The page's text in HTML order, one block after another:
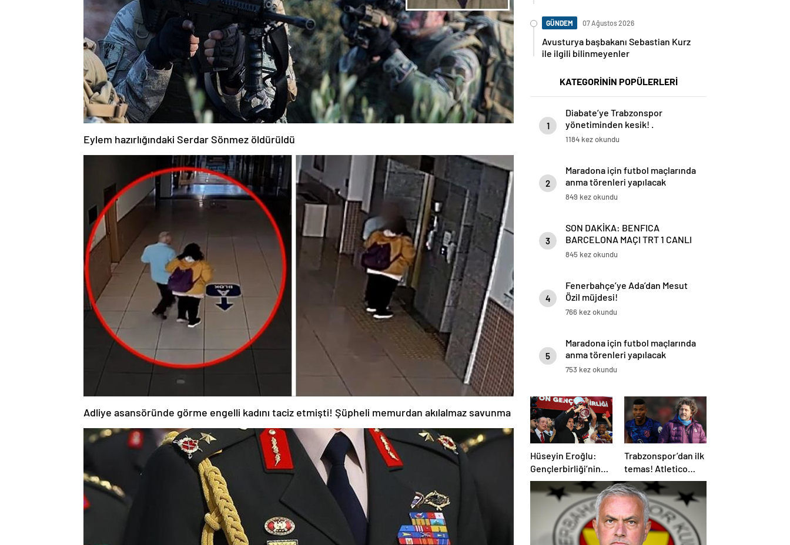
Eylem hazırlığındaki Serdar Sönmez öldürüldü
Adliye asansöründe görme engelli kadını taciz etmişti! Şüpheli memurdan akılalmaz savunma
GÜNDEM 07 Ağustos 2026
Avusturya başbakanı Sebastian Kurz
ile ilgili bilinmeyenler
KATEGORİNİN POPÜLERLERİ
1
Diabate’ye Trabzonspor
yönetiminden kesik! .
1184 kez okundu
2
Maradona için futbol maçlarında
anma törenleri yapılacak
849 kez okundu
3
SON DAKİKA: BENFICA
BARCELONA MAÇI TRT 1 CANLI
İZLE: Benfica Barcelona Maçı
845 kez okundu
4
Fenerbahçe’ye Ada’dan Mesut
Özil müjdesi!
766 kez okundu
5
Maradona için futbol maçlarında
anma törenleri yapılacak
753 kez okundu
Hüseyin Eroğlu:
Gençlerbirliği’nin
yeri Süper Lig’dir
Trabzonspor’dan ilk
temas! Atletico
Madrid’in yıldızı
gündemde